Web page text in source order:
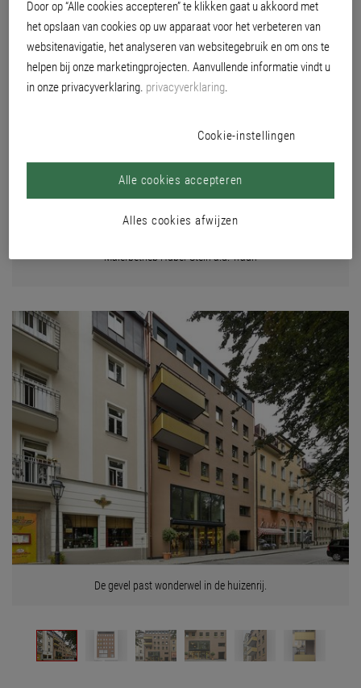
OBJECTBESCHRIJVING
Plaats
Gapstraße 4, 83278 Traunstein
Walter Riedl, Traunstein
Architekten Riedl Oestreich, Traunstein
Kleurconcept
Brillux kleurstudio Münster
Malerbetrieb Huber Stein a.d. Traun
De gevel past wonderwel in de huizenrij.
Door op “Alle cookies accepteren” te klikken gaat u akkoord met
het opslaan van cookies op uw apparaat voor het verbeteren van
websitenavigatie, het analyseren van websitegebruik en om ons te
helpen bij onze marketingprojecten. Aanvullende informatie vindt u
in onze privacyverklaring. privacyverklaring.
Cookie-instellingen
Alles cookies afwijzen
Alle cookies accepteren